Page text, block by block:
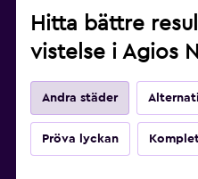
Balkong
Arbetsyta
Skrivbord
Hitta bättre
vistelse i Agios
Andra städer
Pröva lyckan